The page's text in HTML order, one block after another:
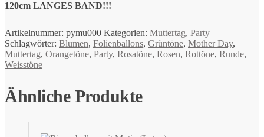
120cm LANGES BAND!!!
Artikelnummer: pymu000 Kategorien: Muttertag, Party
Schlagwörter: Blumen, Folienballons, Grüntöne, Mother Day,
Muttertag, Orangetöne, Party, Rosatöne, Rosen, Rottöne, Runde,
Weisstöne
Ähnliche Produkte